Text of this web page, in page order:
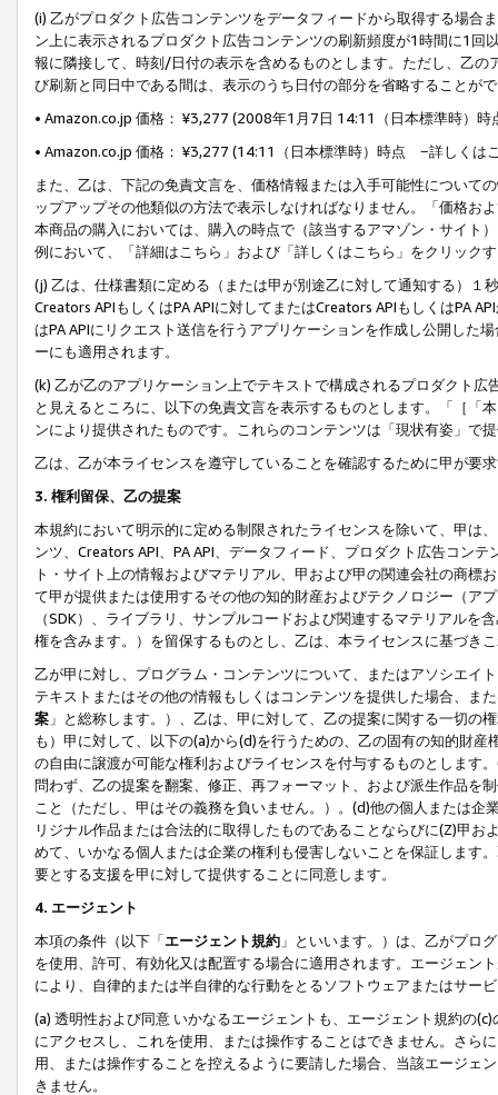
(i) 乙がプロダクト広告コンテンツをデータフィードから取得する場合
ン上に表示されるプロダクト広告コンテンツの刷新頻度が1時間に1
報に隣接して、時刻/日付の表示を含めるものとします。ただし、乙
び刷新と同日中である間は、表示のうち日付の部分を省略することが
• Amazon.co.jp 価格： ¥3,277 (2008年1月7日 14:11（日本標準時）
• Amazon.co.jp 価格： ¥3,277 (14:11（日本標準時）時点 −詳しくは
また、乙は、下記の免責文言を、価格情報または入手可能性について
ップアップその他類似の方法で表示しなければなりません。「価格
本商品の購入においては、購入の時点で（該当するアマゾン・サイト
例において、「詳細はこちら」および「詳しくはこちら」をクリック
(j) 乙は、仕様書類に定める（または甲が別途乙に対して通知する）
Creators APIもしくはPA APIに対してまたはCreators APIもしくはPA
はPA APIにリクエスト送信を行うアプリケーションを作成し公開した
ーにも適用されます。
(k) 乙が乙のアプリケーション上でテキストで構成されるプロダクト
と見えるところに、以下の免責文言を表示するものとします。「［「
ンにより提供されたものです。これらのコンテンツは「現状有姿」で
乙は、乙が本ライセンスを遵守していることを確認するために甲が要
3. 権利留保、乙の提案
本規約において明示的に定める制限されたライセンスを除いて、甲は
ンツ、Creators API、PA API、データフィード、プロダクト広告コン
ト・サイト上の情報およびマテリアル、甲および甲の関連会社の商
て甲が提供または使用するその他の知的財産およびテクノロジー（ア
（SDK）、ライブラリ、サンプルコードおよび関連するマテリアル
権を含みます。）を留保するものとし、乙は、本ライセンスに基づき
乙が甲に対し、プログラム・コンテンツについて、またはアソシエイ
テキストまたはその他の情報もしくはコンテンツを提供した場合、ま
案 」と総称します。）、乙は、甲に対して、乙の提案に関する一切
も）甲に対して、以下の(a)から(d)を行うための、乙の固有の知的財
の自由に譲渡が可能な権利およびライセンスを付与するものとします
問わず、乙の提案を翻案、修正、再フォーマット、および派生作品を
こと（ただし、甲はその義務を負いません。）。(d)他の個人または
リジナル作品または合法的に取得したものであることならびに(Z)甲
めて、いかなる個人または企業の権利も侵害しないことを保証します
要とする支援を甲に対して提供することに同意します。
4. エージェント
本項の条件（以下「エージェント規約 」といいます。）は、乙がプロ
を使用、許可、有効化又は配置する場合に適用されます。エージェン
により、自律的または半自律的な行動をとるソフトウェアまたはサー
(a) 透明性および同意 いかなるエージェントも、エージェント規約の
にアクセスし、これを使用、または操作することはできません。さら
用、または操作することを控えるように要請した場合、当該エージェ
きません。